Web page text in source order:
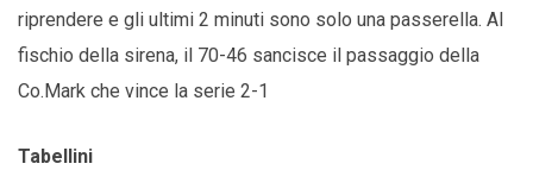
riprendere e gli ultimi 2 minuti sono solo una passerella. Al
fischio della sirena, il 70-46 sancisce il passaggio della
Co.Mark che vince la serie 2-1
Tabellini